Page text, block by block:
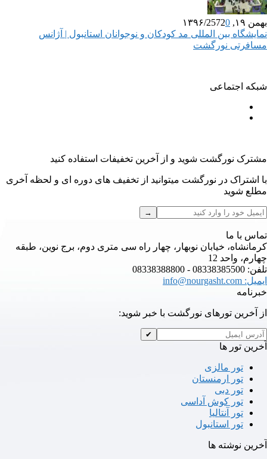
بهمن ۱۹, ۱۳۹۶ /25720
نمایشگاه بین المللی مد کودکان و نوجوانان استانبول | آژانس
مسافرتی نورگشت
شبکه اجتماعی
مشترک نورگشت شوید و از آخرین تخفیفات استفاده کنید
با اشتراک در نورگشت میتوانید از تخفیف های دوره ای و لحظه آخری
مطلع شوید
→
تماس با ما
کرمانشاه، خیابان نوبهار، چهار راه سی متری دوم، برج نوین، طبقه
چهارم، واحد 12
تلفن: 08338385500 - 08338388800
ایمیل: info@nourgasht.com
خبرنامه
از آخرین تور‌های نورگشت با خبر شوید:
✔
آخرین تور ها
تور مالزی
تور ارمنستان
تور دبی
تور کوش آداسی
تور آنتالیا
تور استانبول
آخرین نوشته ها